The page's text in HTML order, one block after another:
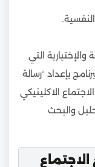
التي
بإعداد “رسالة
الاكلينيكي
والبحث